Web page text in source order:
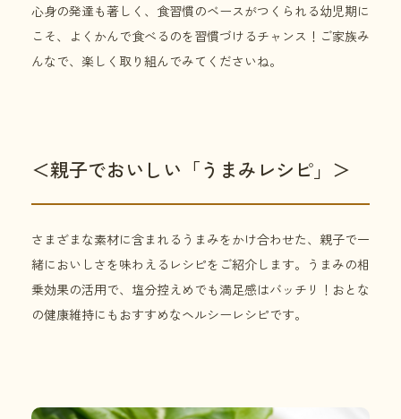
心身の発達も著しく、食習慣のベースがつくられる幼児期に
こそ、よくかんで食べるのを習慣づけるチャンス！ご家族み
んなで、楽しく取り組んでみてくださいね。
＜親子でおいしい「うまみレシピ」＞
さまざまな素材に含まれるうまみをかけ合わせた、親子で一
緒においしさを味わえるレシピをご紹介します。うまみの相
乗効果の活用で、塩分控えめでも満足感はバッチリ！おとな
の健康維持にもおすすめなヘルシーレシピです。